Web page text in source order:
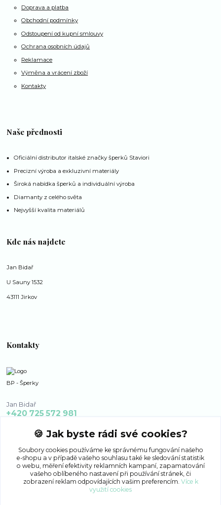
Doprava a platba
Obchodní podmínky
Odstoupení od kupní smlouvy
Ochrana osobních údajů
Reklamace
Výměna a vrácení zboží
Kontakty
Naše přednosti
Oficiální distributor italské značky šperků Staviori
Precizní výroba a exkluzivní materiály
Široká nabídka šperků a individuální výroba
Diamanty z celého světa
Nejvyšší kvalita materiálů
Kde nás najdete
Jan Bidař
U Sauny 1532
43111 Jirkov
Kontakty
BP - Šperky
Jan Bidař
+420 725 572 981
🍪 Jak byste rádi své cookies?
Soubory cookies používáme ke správnému fungování našeho
e-shopu a v případě vašeho souhlasu také ke sledování statistik
o webu, měření efektivity reklamních kampaní, zapamatování
vašeho oblíbeného nastavení při používání stránek, či
zobrazení reklam odpovídajících vašim preferencím. Více k
využití cookies